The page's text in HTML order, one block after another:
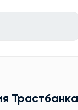
Трастбанкa